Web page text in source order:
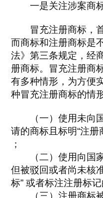
一是关注涉案商
冒充注册商标，
而商标和注册商标是
法》第三条规定，经
册商标。冒充注册商
有多种情形，为方便
种冒充注册商标的情
（一）使用未向
请的商标且标明“注册
；
（二）使用向国
但被驳回或者尚未核
标” 或者标注注册标记
（三）注册商标